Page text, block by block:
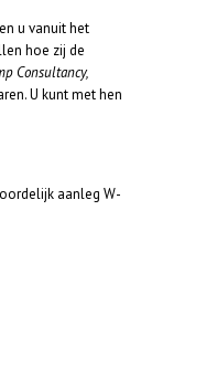
u vanuit het
hoe zij de
Consultancy,
U kunt met hen
aanleg W-